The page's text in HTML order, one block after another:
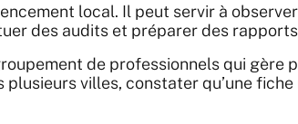
local. Il peut servir à
des audits et préparer des
de professionnels qui gère
villes, constater qu’une fiche